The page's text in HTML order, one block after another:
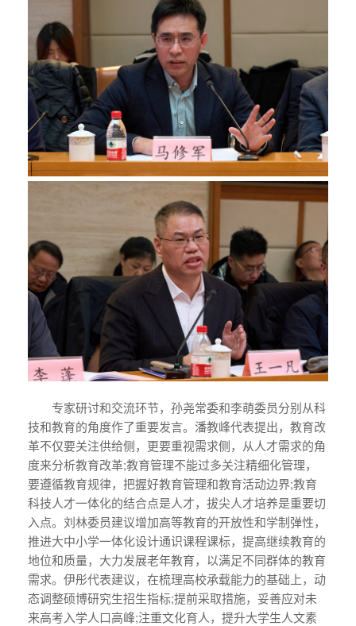
专家研讨和交流环节，孙尧常委和李萌委员分别从科
技和教育的角度作了重要发言。潘教峰代表提出，教育改
革不仅要关注供给侧，更要重视需求侧，从人才需求的角
度来分析教育改革;教育管理不能过多关注精细化管理，
要遵循教育规律，把握好教育管理和教育活动边界;教育
科技人才一体化的结合点是人才，拔尖人才培养是重要切
入点。刘林委员建议增加高等教育的开放性和学制弹性，
推进大中小学一体化设计通识课程课标，提高继续教育的
地位和质量，大力发展老年教育，以满足不同群体的教育
需求。伊彤代表建议，在梳理高校承载能力的基础上，动
态调整硕博研究生招生指标;提前采取措施，妥善应对未
来高考入学人口高峰;注重文化育人，提升大学生人文素